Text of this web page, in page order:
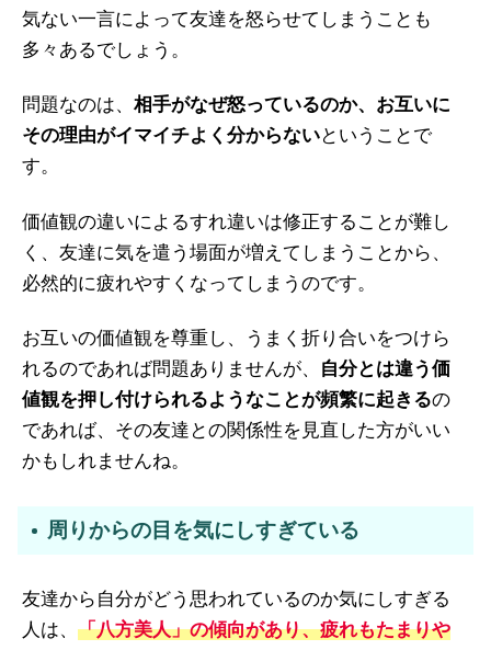
気ない一言によって友達を怒らせてしまうことも
多々あるでしょう。
問題なのは、相手がなぜ怒っているのか、お互いに
その理由がイマイチよく分からないということで
す。
価値観の違いによるすれ違いは修正することが難し
く、友達に気を遣う場面が増えてしまうことから、
必然的に疲れやすくなってしまうのです。
お互いの価値観を尊重し、うまく折り合いをつけら
れるのであれば問題ありませんが、 自分とは違う価
値観を押し付けられるようなことが頻繁に起きるの
であれば、その友達との関係性を見直した方がいい
かもしれませんね。
周りからの目を気にしすぎている
友達から自分がどう思われているのか気にしすぎる
人は、「八方美人」の傾向があり、疲れもたまりや